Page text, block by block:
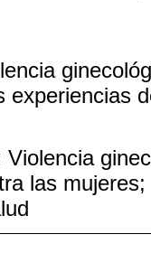
experiencias
Violencia
las